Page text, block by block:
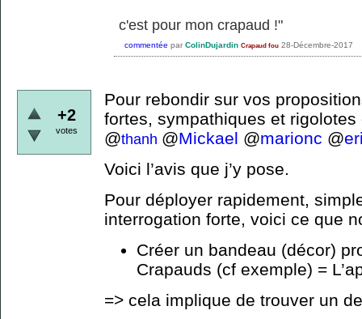
c'est pour mon crapaud !"
commentée par ColinDujardin Crapaud fou 28-Décembre-2017
+2
votes
Pour rebondir sur vos
fortes, sympathiques et rigolotes
@thanh @Mickael @marionc @
Voici l’avis que j’y pose.
Pour déployer rapidement,
interrogation forte, voici ce que
Créer un bandeau (décor)
Crapauds (cf exemple) =
=> cela implique de trouver un